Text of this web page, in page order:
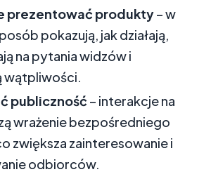
prezentować produkty– w
pokazują, jak działają,
na pytania widzów i
wątpliwości.
publiczność – interakcje na
wrażenie bezpośredniego
zwiększa zainteresowanie i
odbiorców.